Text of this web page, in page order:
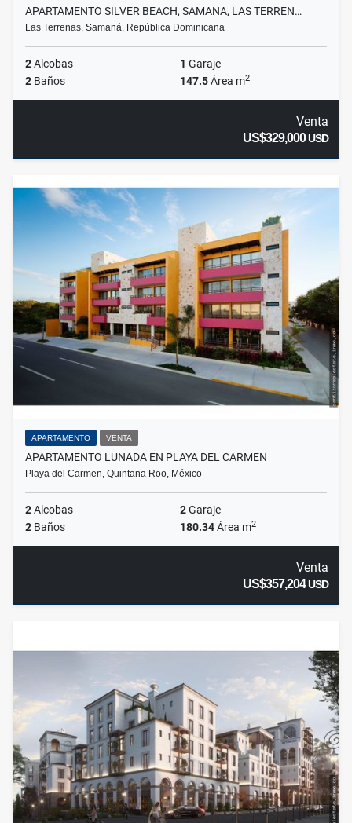
APARTAMENTO SILVER BEACH, SAMANA, LAS TERREN…
Las Terrenas, Samaná, República Dominicana
2Alcobas 1 Garaje
2 Baños 147.5Área m2
Venta
US$329,000USD
APARTAMENTO VENTA
APARTAMENTO LUNADA EN PLAYA DEL CARMEN
Playa del Carmen, Quintana Roo, México
2Alcobas 2Garaje
2 Baños 180.34Área m2
Venta
US$357,204USD